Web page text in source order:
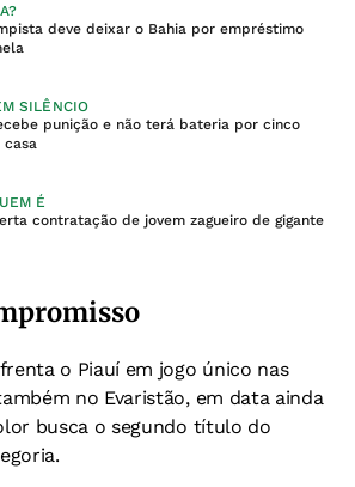
deve deixar o Bahia por empréstimo
SILÊNCIO
punição e não terá bateria por cinco
casa
É
contratação de jovem zagueiro de gigante
o Piauí em jogo único nas
no Evaristão, em data ainda
busca o segundo título do